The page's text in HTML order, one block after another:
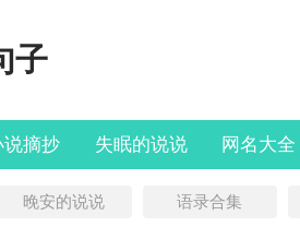
子
说摘抄 失眠的说说 网名大全
晚安的说说 语录合集